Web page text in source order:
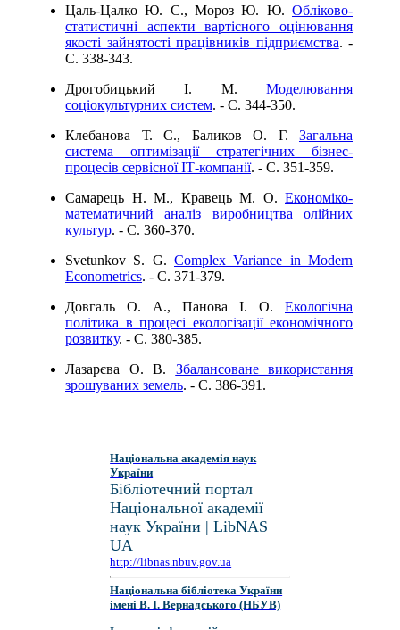
Цаль-Цалко Ю. С., Мороз Ю. Ю. Обліково-
статистичні аспекти вартісного оцінювання
якості зайнятості працівників підприємства. -
C. 338-343.
Дрогобицький І. М. Моделювання
соціокультурних систем. - C. 344-350.
Клебанова Т. С., Баликов О. Г. Загальна
система оптимізації стратегічних бізнес-
процесів сервісної ІТ-компанії. - C. 351-359.
Самарець Н. М., Кравець М. О. Економіко-
математичний аналіз виробництва олійних
культур. - C. 360-370.
Svetunkov S. G. Complex Variance in Modern
Econometrics. - C. 371-379.
Довгаль О. А., Панова І. О. Екологічна
політика в процесі екологізації економічного
розвитку. - C. 380-385.
Лазарєва О. В. Збалансоване використання
зрошуваних земель. - C. 386-391.
Національна академія наук
України
Бібліотечний портал
Національної академії
наук України | LibNAS
UA
http://libnas.nbuv.gov.ua
Національна бібліотека України
імені В. І. Вернадського (НБУВ)